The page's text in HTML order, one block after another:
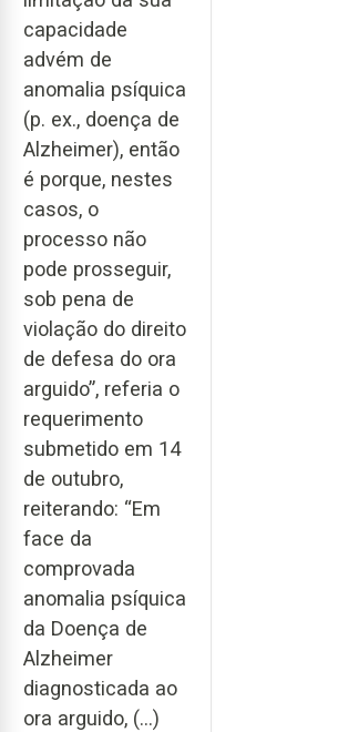
capacidade
advém de
anomalia psíquica
(p. ex., doença de
Alzheimer), então
é porque, nestes
casos, o
processo não
pode prosseguir,
sob pena de
violação do direito
de defesa do ora
arguido”, referia o
requerimento
submetido em 14
de outubro,
reiterando: “Em
face da
comprovada
anomalia psíquica
da Doença de
Alzheimer
diagnosticada ao
ora arguido, (…)